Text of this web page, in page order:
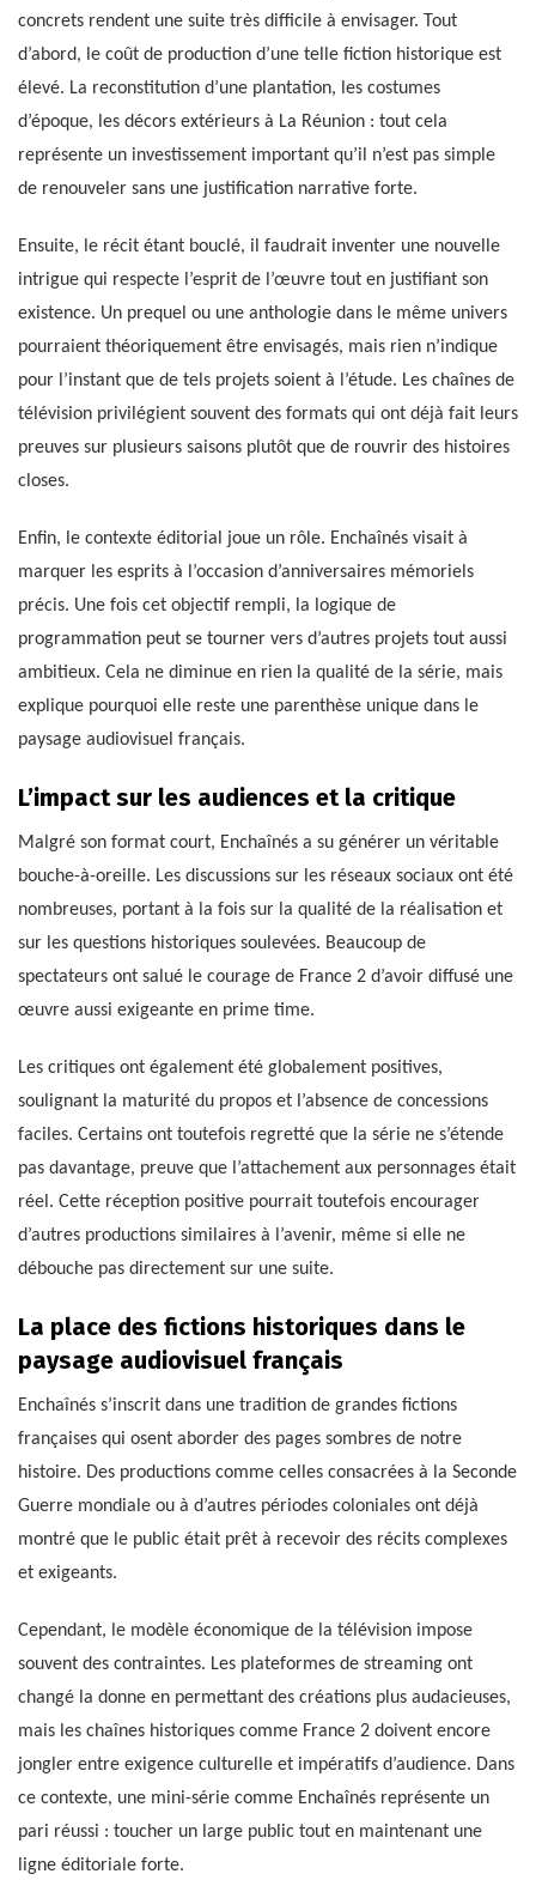
concrets rendent une suite très difficile à envisager. Tout
d’abord, le coût de production d’une telle fiction historique est
élevé. La reconstitution d’une plantation, les costumes
d’époque, les décors extérieurs à La Réunion : tout cela
représente un investissement important qu’il n’est pas simple
de renouveler sans une justification narrative forte.
Ensuite, le récit étant bouclé, il faudrait inventer une nouvelle
intrigue qui respecte l’esprit de l’œuvre tout en justifiant son
existence. Un prequel ou une anthologie dans le même univers
pourraient théoriquement être envisagés, mais rien n’indique
pour l’instant que de tels projets soient à l’étude. Les chaînes de
télévision privilégient souvent des formats qui ont déjà fait leurs
preuves sur plusieurs saisons plutôt que de rouvrir des histoires
closes.
Enfin, le contexte éditorial joue un rôle. Enchaînés visait à
marquer les esprits à l’occasion d’anniversaires mémoriels
précis. Une fois cet objectif rempli, la logique de
programmation peut se tourner vers d’autres projets tout aussi
ambitieux. Cela ne diminue en rien la qualité de la série, mais
explique pourquoi elle reste une parenthèse unique dans le
paysage audiovisuel français.
L’impact sur les audiences et la critique
Malgré son format court, Enchaînés a su générer un véritable
bouche-à-oreille. Les discussions sur les réseaux sociaux ont été
nombreuses, portant à la fois sur la qualité de la réalisation et
sur les questions historiques soulevées. Beaucoup de
spectateurs ont salué le courage de France 2 d’avoir diffusé une
œuvre aussi exigeante en prime time.
Les critiques ont également été globalement positives,
soulignant la maturité du propos et l’absence de concessions
faciles. Certains ont toutefois regretté que la série ne s’étende
pas davantage, preuve que l’attachement aux personnages était
réel. Cette réception positive pourrait toutefois encourager
d’autres productions similaires à l’avenir, même si elle ne
débouche pas directement sur une suite.
La place des fictions historiques dans le
paysage audiovisuel français
Enchaînés s’inscrit dans une tradition de grandes fictions
françaises qui osent aborder des pages sombres de notre
histoire. Des productions comme celles consacrées à la Seconde
Guerre mondiale ou à d’autres périodes coloniales ont déjà
montré que le public était prêt à recevoir des récits complexes
et exigeants.
Cependant, le modèle économique de la télévision impose
souvent des contraintes. Les plateformes de streaming ont
changé la donne en permettant des créations plus audacieuses,
mais les chaînes historiques comme France 2 doivent encore
jongler entre exigence culturelle et impératifs d’audience. Dans
ce contexte, une mini-série comme Enchaînés représente un
pari réussi : toucher un large public tout en maintenant une
ligne éditoriale forte.